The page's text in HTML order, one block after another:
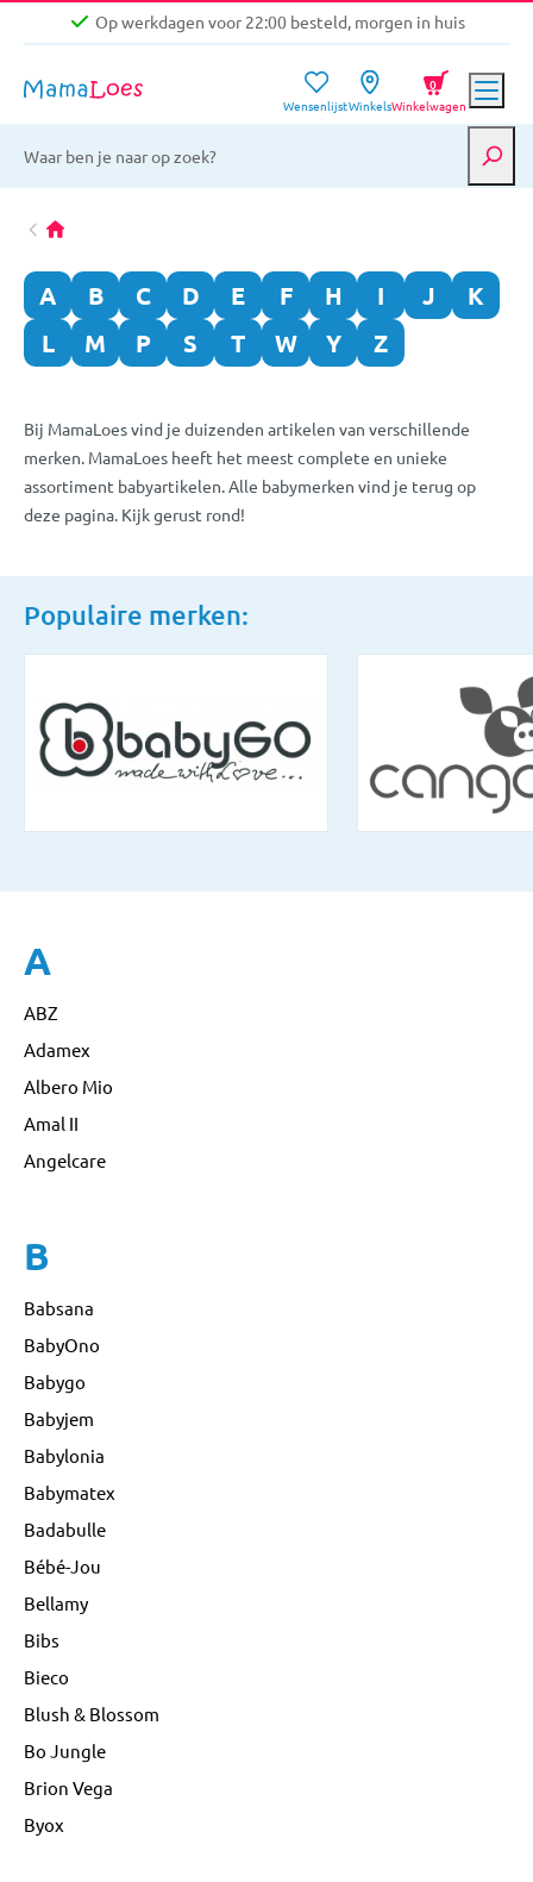
Op werkdagen voor 22:00 besteld, morgen in huis
Gratis verzending vanaf €39,-
Op werkdagen voor 22:00 besteld, morgen in huis
WensenlijstWinkelsWinkelwagen
0
A B C D E F H I J
K
L
M P S T W Y Z
Bij MamaLoes vind je duizenden artikelen van verschillende
merken. MamaLoes heeft het meest complete en unieke
assortiment babyartikelen. Alle babymerken vind je terug op
deze pagina. Kijk gerust rond!
Populaire merken:
A
ABZ
Adamex
Albero Mio
Amal II
Angelcare
B
Babsana
BabyOno
Babygo
Babyjem
Babylonia
Babymatex
Badabulle
Bébé-Jou
Bellamy
Bibs
Bieco
Blush & Blossom
Bo Jungle
Brion Vega
Byox